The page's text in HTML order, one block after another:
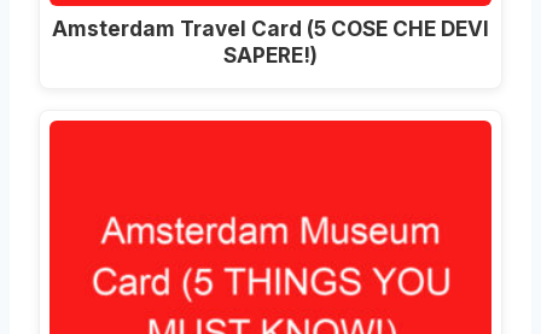
Amsterdam Travel Card (5 COSE CHE DEVI
SAPERE!)